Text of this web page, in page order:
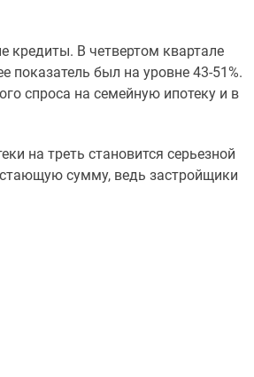
кредиты. В четвертом квартале
показатель был на уровне 43-51%.
спроса на семейную ипотеку и в
на треть становится серьезной
сумму, ведь застройщики